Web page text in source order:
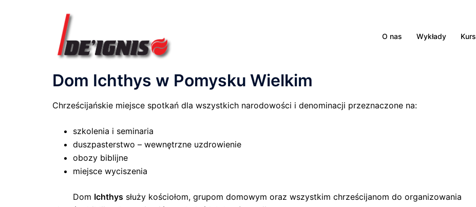
O nas Wykłady Kurs
Dom Ichthys w Pomysku Wielkim
Chrześcijańskie miejsce spotkań dla wszystkich narodowości i denominacji przeznaczone na:
szkolenia i seminaria
duszpasterstwo – wewnętrzne uzdrowienie
obozy biblijne
miejsce wyciszenia
Dom Ichthys służy kościołom, grupom domowym oraz wszystkim chrześcijanom do organizowania